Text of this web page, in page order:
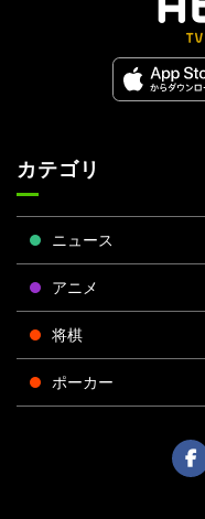
カテゴリ
ニュース
アニメ
将棋
ポーカー